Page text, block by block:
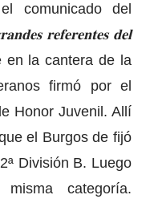
comunicado del
𝐫𝐞𝐟𝐞𝐫𝐞𝐧𝐭𝐞𝐬 𝐝𝐞𝐥
en la cantera de la
firmó por el
Honor Juvenil. Allí
el Burgos de fijó
División B. Luego
categoría.